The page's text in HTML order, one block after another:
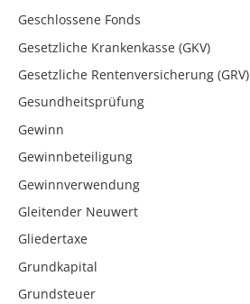
Geschlossene Fonds
Gesetzliche Krankenkasse (GKV)
Gesetzliche Rentenversicherung (GRV)
Gesundheitsprüfung
Gewinn
Gewinnbeteiligung
Gewinnverwendung
Gleitender Neuwert
Gliedertaxe
Grundkapital
Grundsteuer